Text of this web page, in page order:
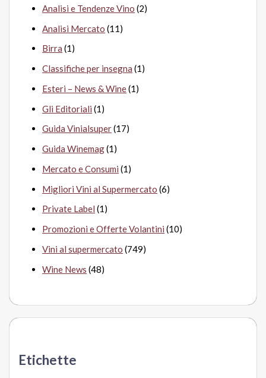
Analisi e Tendenze Vino (2)
Analisi Mercato (11)
Birra (1)
Classifiche per insegna (1)
Esteri – News & Wine(1)
Gli Editoriali (1)
Guida Vinialsuper(17)
Guida Winemag(1)
Mercato e Consumi (1)
Migliori Vini al Supermercato (6)
Private Label (1)
Promozioni e Offerte Volantini (10)
Vini al supermercato (749)
Wine News (48)
Etichette